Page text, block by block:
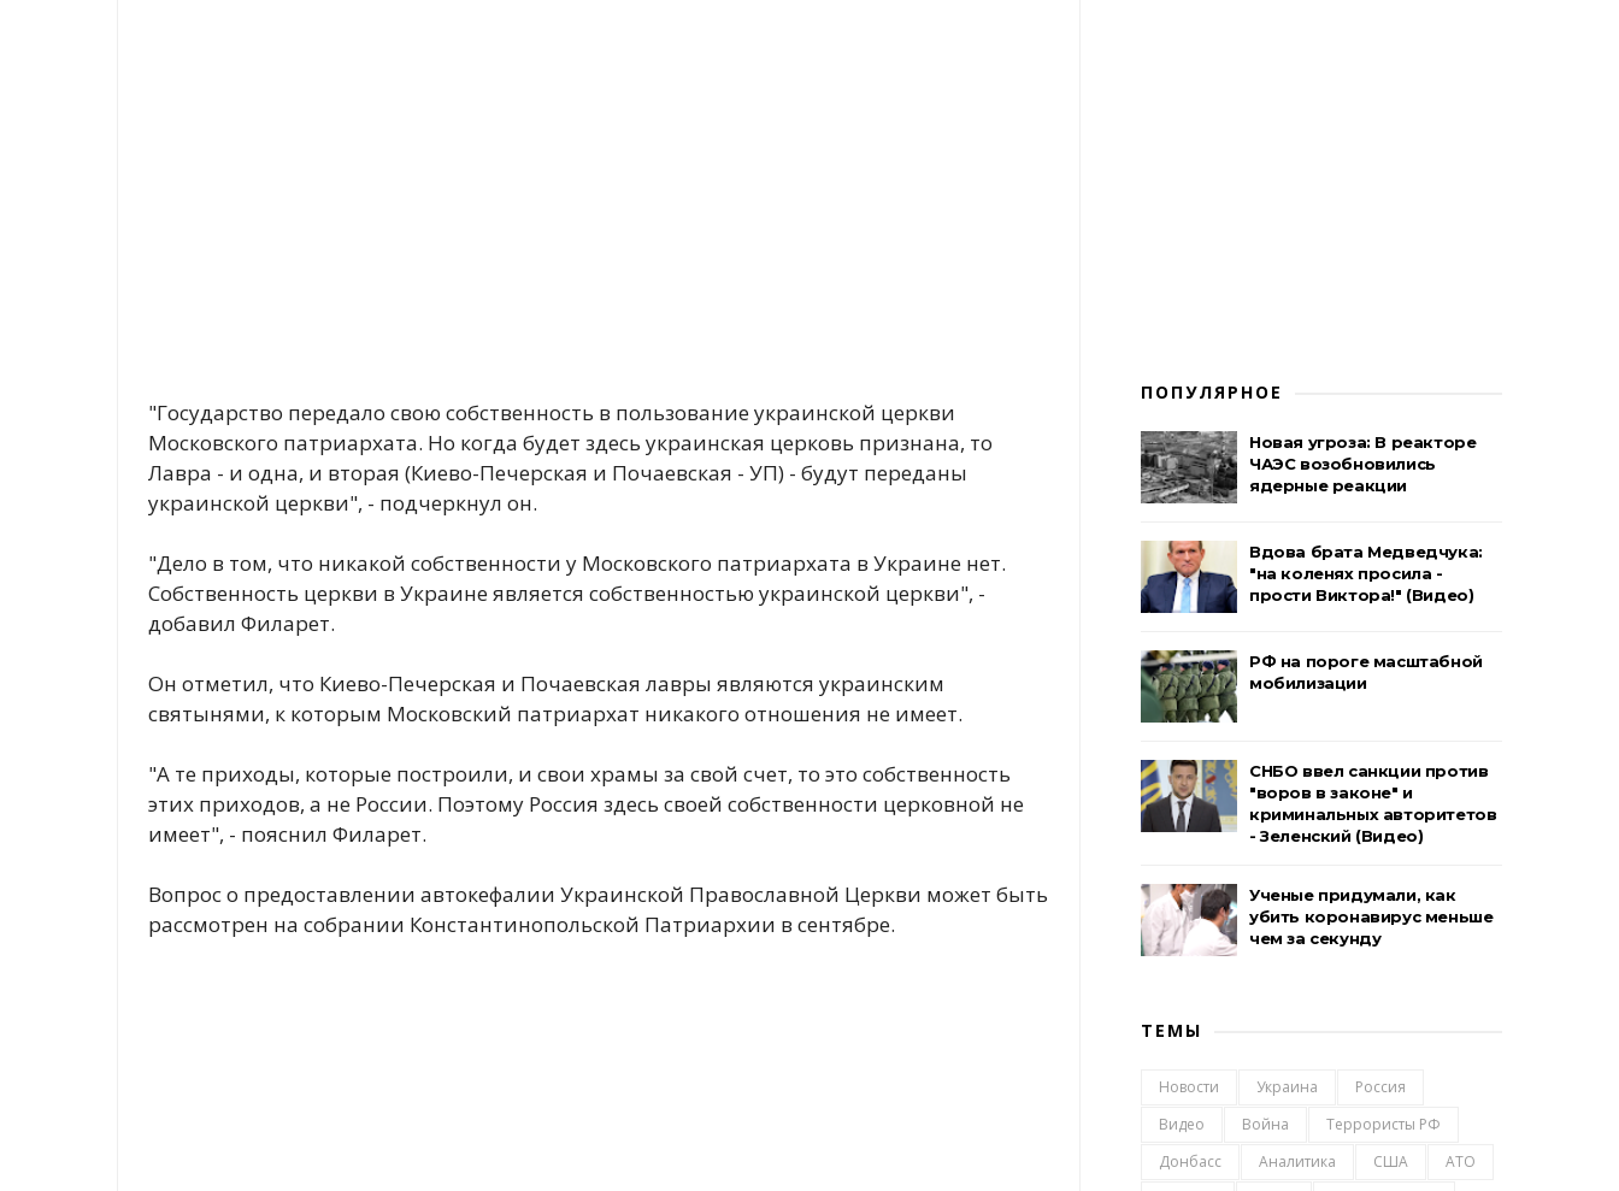
"Государство передало свою собственность в пользование украинской церкви
Московского патриархата. Но когда будет здесь украинская церковь признана, то
Лавра - и одна, и вторая (Киево-Печерская и Почаевская - УП) - будут переданы
украинской церкви", - подчеркнул он.
"Дело в том, что никакой собственности у Московского патриархата в Украине нет.
Собственность церкви в Украине является собственностью украинской церкви", -
добавил Филарет.
Он отметил, что Киево-Печерская и Почаевская лавры являются украинским
святынями, к которым Московский патриархат никакого отношения не имеет.
"А те приходы, которые построили, и свои храмы за свой счет, то это собственность
этих приходов, а не России. Поэтому Россия здесь своей собственности церковной не
имеет", - пояснил Филарет.
Вопрос о предоставлении автокефалии Украинской Православной Церкви может быть
рассмотрен на собрании Константинопольской Патриархии в сентябре.
ПОПУЛЯРНОЕ
Новая угроза: В реакторе
ЧАЭС возобновились
ядерные реакции
Вдова брата Медведчука:
"на коленях просила -
прости Виктора!" (Видео)
РФ на пороге масштабной
мобилизации
СНБО ввел санкции против
"воров в законе" и
криминальных авторитетов
- Зеленский (Видео)
Ученые придумали, как
убить коронавирус меньше
чем за секунду
ТЕМЫ
Новости Украина
Россия
Видео
Война
Террористы РФ
Донбасс
Аналитика США
АТО